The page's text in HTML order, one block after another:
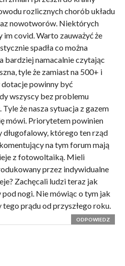
rozlicznych chorób układu
nowotworów. Niektórych
im covid. Warto zauważyć że
spadła co można
bardziej namacalnie czytając
tyle że zamiast na 500+ i
powinny być
wszyscy bez problemu
że nasza sytuacja z gazem
mówi. Priorytetem powinien
którego ten rząd
na tym forum mają
z fotowoltaiką. Mieli
przez indywidualne
Zachęcali ludzi teraz jak
nogi. Nie mówiąc o tym jak
prądu od przyszłego roku.
ODPOWIEDZ